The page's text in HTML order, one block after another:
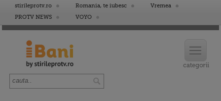
stirileprotv.ro Romania, te iubesc
Vremea
PROTV NEWS
VOYO